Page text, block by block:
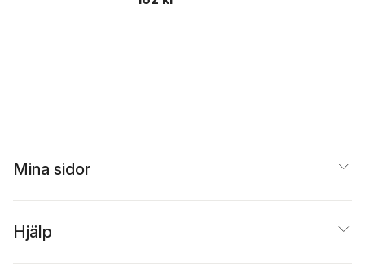
Mina sidor
Hjälp